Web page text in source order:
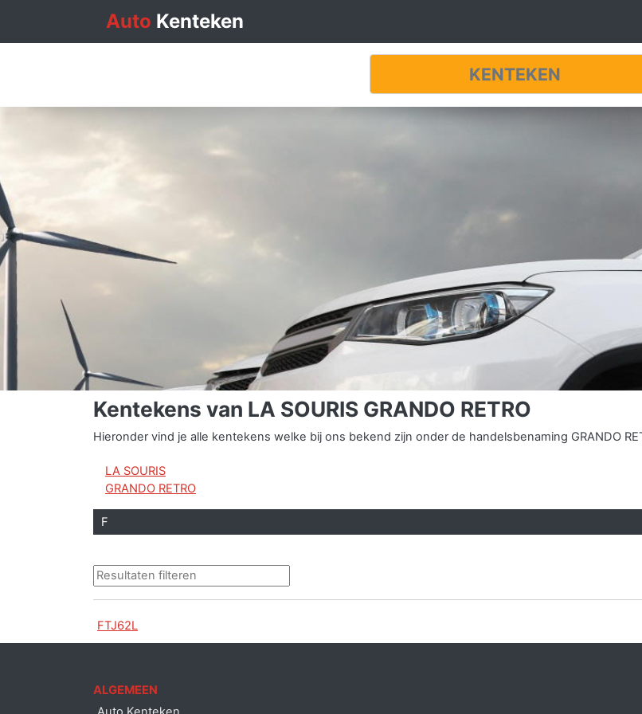
Auto Kenteken
Kentekens van LA SOURIS GRANDO RETRO
Hieronder vind je alle kentekens welke bij ons bekend zijn onder de handelsbenaming GRANDO
LA SOURIS
GRANDO RETRO
F
FTJ62L
ALGEMEEN